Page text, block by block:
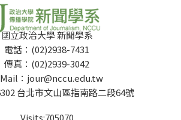
國立政治大學 新聞學系
電話：(02)2938-7431
傳真：(02)2939-3042
：jour@nccu.edu.tw
台北市文山區指南路二段64號
Visits:705070